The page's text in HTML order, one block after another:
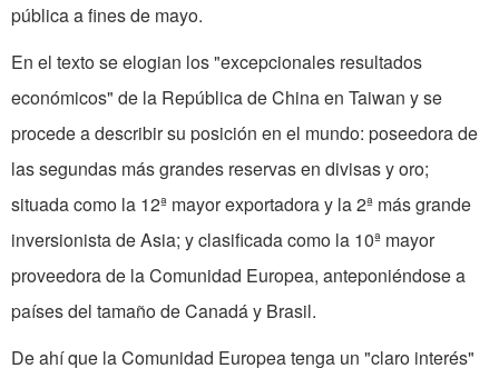
pública a fines de mayo.
En el texto se elogian los "excepcionales resultados
económicos" de la República de China en Taiwan y se
procede a describir su posición en el mundo: poseedora de
las se­gundas más grandes reservas en divisas y oro;
situada como la 12ª mayor exportadora y la 2ª más grande
inversionista de Asia; y clasificada como la 10ª mayor
proveedora de la Co­munidad Europea, anteponién­dose a
países del tamaño de Canadá y Brasil.
De ahí que la Comunidad Europea tenga un "claro interés"